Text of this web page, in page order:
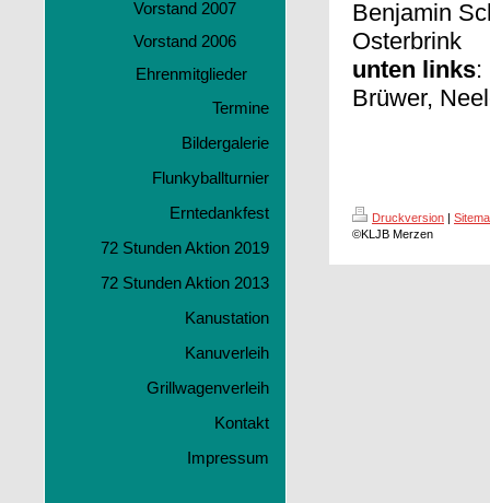
Vorstand 2007
Vorstand 2006
Ehrenmitglieder
Termine
Bildergalerie
Flunkyballturnier
Erntedankfest
72 Stunden Aktion 2019
72 Stunden Aktion 2013
Kanustation
Kanuverleih
Grillwagenverleih
Kontakt
Impressum
Benjamin
Osterbrink
unten links:
Brüwer,
Druckversion |
©KLJB Merzen